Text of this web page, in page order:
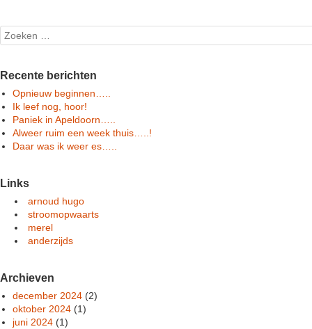
Search
Recente berichten
Opnieuw beginnen…..
Ik leef nog, hoor!
Paniek in Apeldoorn…..
Alweer ruim een week thuis…..!
Daar was ik weer es…..
Links
arnoud hugo
stroomopwaarts
merel
anderzijds
Archieven
december 2024 (2)
oktober 2024 (1)
juni 2024 (1)